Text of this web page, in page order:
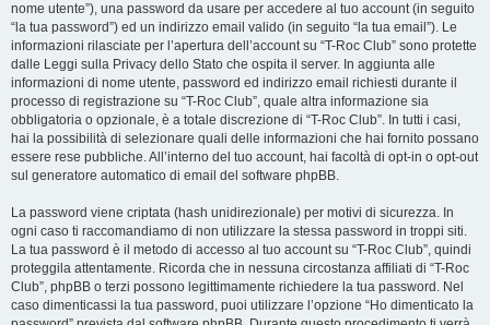
nome utente”), una password da usare per accedere al tuo account (in seguito
“la tua password”) ed un indirizzo email valido (in seguito “la tua email”). Le
informazioni rilasciate per l’apertura dell’account su “T-Roc Club” sono protette
dalle Leggi sulla Privacy dello Stato che ospita il server. In aggiunta alle
informazioni di nome utente, password ed indirizzo email richiesti durante il
processo di registrazione su “T-Roc Club”, quale altra informazione sia
obbligatoria o opzionale, è a totale discrezione di “T-Roc Club”. In tutti i casi,
hai la possibilità di selezionare quali delle informazioni che hai fornito possano
essere rese pubbliche. All’interno del tuo account, hai facoltà di opt-in o opt-out
sul generatore automatico di email del software phpBB.
La password viene criptata (hash unidirezionale) per motivi di sicurezza. In
ogni caso ti raccomandiamo di non utilizzare la stessa password in troppi siti.
La tua password è il metodo di accesso al tuo account su “T-Roc Club”, quindi
proteggila attentamente. Ricorda che in nessuna circostanza affiliati di “T-Roc
Club”, phpBB o terzi possono legittimamente richiedere la tua password. Nel
caso dimenticassi la tua password, puoi utilizzare l’opzione “Ho dimenticato la